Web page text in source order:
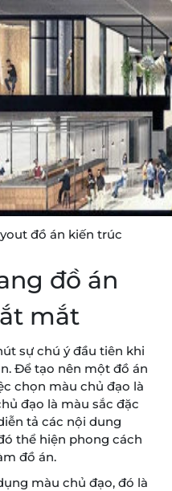
đồ án kiến trúc
đồ án
mắt
sự chú ý đầu tiên khi
Để tạo nên một đồ án
chọn màu chủ đạo là
đạo là màu sắc đặc
tả các nội dung
thể hiện phong cách
đồ án.
màu chủ đạo, đó là